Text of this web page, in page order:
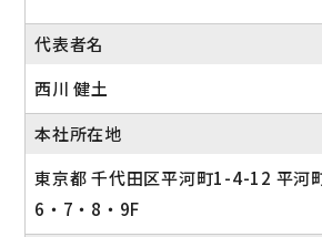
代表者名
西川 健土
本社所在地
東京都 千代田区平河町1-4-12 平河
6・7・8・9F